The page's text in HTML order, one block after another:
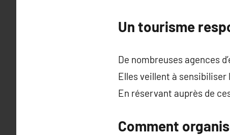
Un tourisme
De nombreuses agences
Elles veillent à sensibiliser
En réservant auprès de
Comment